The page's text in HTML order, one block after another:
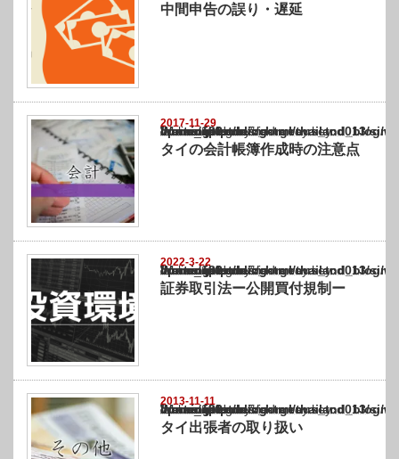
中間申告の誤り・遅延
2017-11-29
Warning
: Undefined array key "show_category" in
/home/netst/kuno-cpa.co.jp/public_html/thailand_blog/wp-content/themes/
on line183
タイの会計帳簿作成時の注意点
2022-3-22
Warning
: Undefined array key "show_category" in
/home/netst/kuno-cpa.co.jp/public_html/thailand_blog/wp-content/themes/
on line183
証券取引法ー公開買付規制ー
2013-11-11
Warning
: Undefined array key "show_category" in
/home/netst/kuno-cpa.co.jp/public_html/thailand_blog/wp-content/themes/
on line183
タイ出張者の取り扱い